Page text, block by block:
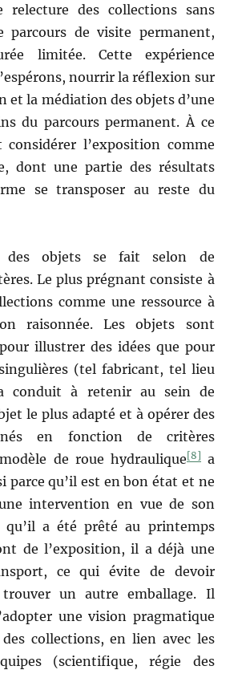
relecture des collections sans
parcours de visite permanent,
limitée. Cette expérience
nourrir la réflexion sur
et la médiation des objets d’une
du parcours permanent. À ce
l’exposition comme
dont une partie des résultats
se transposer au reste du
des objets se fait selon de
Le plus prégnant consiste à
comme une ressource à
raisonnée. Les objets sont
illustrer des idées que pour
(tel fabricant, tel lieu
conduit à retenir au sein de
le plus adapté et à opérer des
en fonction de critères
de roue hydraulique[8]a
parce qu’il est en bon état et ne
intervention en vue de son
a été prêté au printemps
de l’exposition, il a déjà une
ce qui évite de devoir
un autre emballage. Il
une vision pragmatique
collections, en lien avec les
(scientifique, régie des